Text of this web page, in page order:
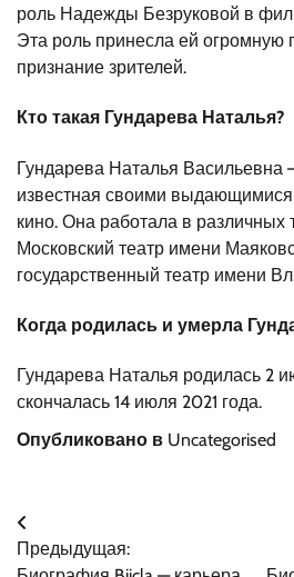
роль Надежды Безруковой в
Эта роль принесла ей огромную
признание зрителей.
Кто такая Гундарева Наталья?
Гундарева Наталья Васильевна
известная своими
кино. Она работала в различных
Московский театр имени
государственный театр имени
Когда родилась и умерла
Гундарева Наталья родилась 2
скончалась 14 июля 2021 года.
Опубликовано в Uncategorised
Навигация
по
Предыдущая: